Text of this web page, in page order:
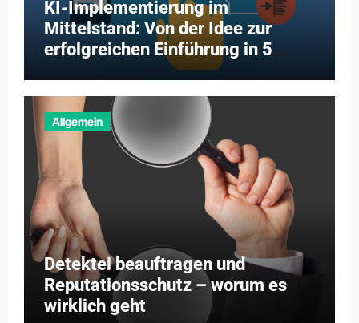
KI-Implementierung im
Mittelstand: Von der Idee zur
erfolgreichen Einführung in 5
Allgemein
Detektei beauftragen und
Reputationsschutz – worum es
wirklich geht